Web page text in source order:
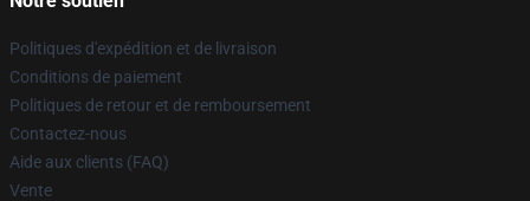
Politiques d'expédition et de livraison
Conditions de paiement
Politiques de retour et de remboursement
Contactez-nous
Aide aux clients (FAQ)
Vente